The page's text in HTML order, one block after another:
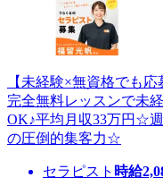
【未経験×無資格でも
完全無料レッスンで未
OK♪平均月収33万円☆
の圧倒的集客力☆
セラピスト 時給